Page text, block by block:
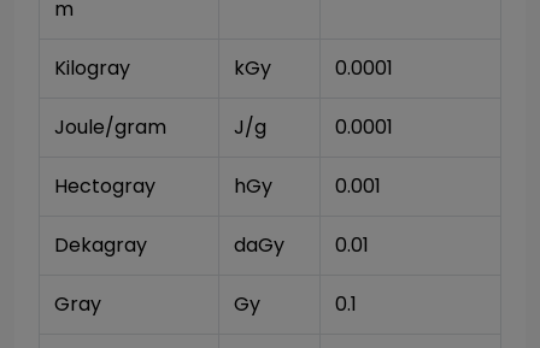
m
Kilogray kGy 0.0001
Joule/gram J/g 0.0001
Hectogray hGy 0.001
Dekagray daGy 0.01
Gray Gy 0.1